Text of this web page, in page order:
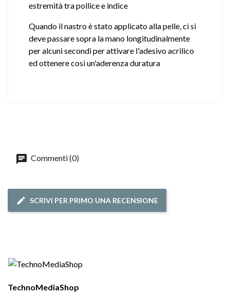
estremità tra pollice e indice
Quando il nastro è stato applicato alla pelle, ci si
deve passare sopra la mano longitudinalmente
per alcuni secondi per attivare l'adesivo acrilico
ed ottenere così un'aderenza duratura
Commenti (0)
SCRIVI PER PRIMO UNA RECENSIONE
TechnoMediaShop